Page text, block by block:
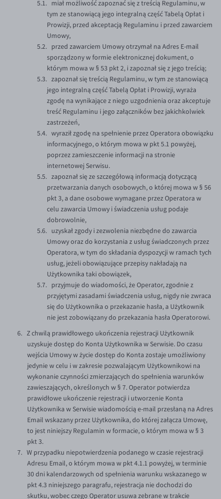
miał możliwość zapoznać się z treścią Regulaminu, w
tym ze stanowiącą jego integralną część Tabelą Opłat i
Prowizji, przed akceptacją Regulaminu i przed zawarciem
Umowy,
przed zawarciem Umowy otrzymał na Adres E-mail
sporządzony w formie elektronicznej dokument, o
którym mowa w § 53 pkt 2, i zapoznał się z jego treścią;
zapoznał się treścią Regulaminu, w tym ze stanowiącą
jego integralną część Tabelą Opłat i Prowizji, wyraża
zgodę na wynikające z niego uzgodnienia oraz akceptuje
treść Regulaminu i jego załączników bez jakichkolwiek
zastrzeżeń,
wyraził zgodę na spełnienie przez Operatora obowiązku
informacyjnego, o którym mowa w pkt 5.1 powyżej,
poprzez zamieszczenie informacji na stronie
internetowej Serwisu.
zapoznał się ze szczegółową informacją dotyczącą
przetwarzania danych osobowych, o której mowa w § 56
pkt 3, a dane osobowe wymagane przez Operatora w
celu zawarcia Umowy i świadczenia usług podaje
dobrowolnie,
uzyskał zgody i zezwolenia niezbędne do zawarcia
Umowy oraz do korzystania z usług świadczonych przez
Operatora, w tym do składania dyspozycji w ramach tych
usług, jeżeli obowiązujące przepisy nakładają na
Użytkownika taki obowiązek,
przyjmuje do wiadomości, że Operator, zgodnie z
przyjętymi zasadami świadczenia usług, nigdy nie zwraca
się do Użytkownika o przekazanie hasła, a Użytkownik
nie jest zobowiązany do przekazania hasła Operatorowi.
Z chwilą prawidłowego ukończenia rejestracji Użytkownik
uzyskuje dostęp do Konta Użytkownika w Serwisie. Do czasu
wejścia Umowy w życie dostęp do Konta zostaje umożliwiony
jedynie w celu i w zakresie pozwalającym Użytkownikowi na
wykonanie czynności zmierzających do spełnienia warunków
zawieszających, określonych w § 7. Operator potwierdza
prawidłowe ukończenie rejestracji i utworzenie Konta
Użytkownika w Serwisie wiadomością e-mail przesłaną na Adres
Email wskazany przez Użytkownika, do której załącza Umowę,
to jest niniejszy Regulamin w formacie, o którym mowa w § 3
pkt 3.
W przypadku niepotwierdzenia podanego w czasie rejestracji
Adresu Email, o którym mowa w pkt 4.1.1 powyżej, w terminie
30 dni kalendarzowych od spełnienia warunku wskazanego w
pkt 4.3 niniejszego paragrafu, rejestracja nie dochodzi do
skutku, wobec czego Operator usuwa zebrane w trakcie